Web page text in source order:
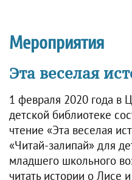
Мероприятия
Эта веселая
1 февраля 2020 года в
детской библиотеке
чтение «Эта веселая
«Читай-залипай» для
младшего школьного
читать истории о Лисе